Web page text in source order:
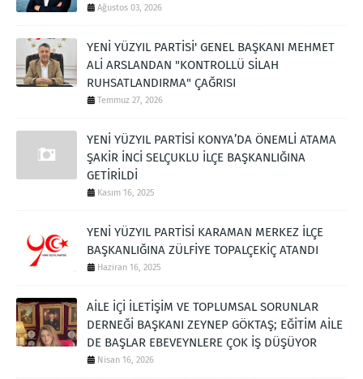
Ağustos 03, 2026
YENİ YÜZYIL PARTİSİ' GENEL BAŞKANI MEHMET
ALİ ARSLANDAN "KONTROLLÜ SİLAH
RUHSATLANDIRMA" ÇAĞRISI
Temmuz 27, 2026
YENİ YÜZYIL PARTİSİ KONYA’DA ÖNEMLİ ATAMA
ŞAKİR İNCİ SELÇUKLU İLÇE BAŞKANLIĞINA
GETİRİLDİ
Kasım 16, 2025
YENİ YÜZYIL PARTİSİ KARAMAN MERKEZ İLÇE
BAŞKANLIĞINA ZÜLFİYE TOPALÇEKİÇ ATANDI
Haziran 16, 2025
AİLE İÇİ İLETİŞİM VE TOPLUMSAL SORUNLAR
DERNEĞİ BAŞKANI ZEYNEP GÖKTAŞ; EĞİTİM AİLE
DE BAŞLAR EBEVEYNLERE ÇOK İŞ DÜŞÜYOR
Nisan 16, 2026